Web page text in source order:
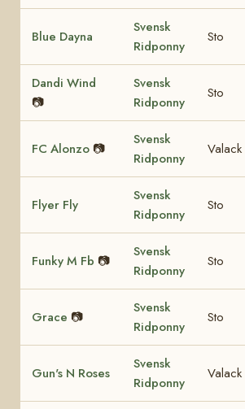
Blue Dayna
Svensk
Ridponny
Sto
Dandi Wind
📷
Svensk
Ridponny
Sto
FC Alonzo 📷
Svensk
Ridponny
Valack
Flyer Fly
Svensk
Ridponny
Sto
Funky M Fb 📷
Svensk
Ridponny
Sto
Grace 📷
Svensk
Ridponny
Sto
Gun's N Roses
Svensk
Ridponny
Valack